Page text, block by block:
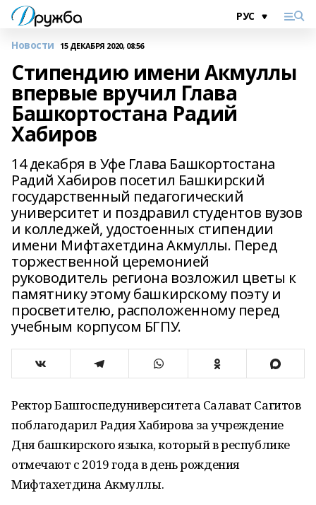
Новости 15 ДЕКАБРЯ 2020, 08:56
Стипендию имени Акмуллы
впервые вручил Глава
Башкортостана Радий
Хабиров
14 декабря в Уфе Глава Башкортостана
Радий Хабиров посетил Башкирский
государственный педагогический
университет и поздравил студентов вузов
и колледжей, удостоенных стипендии
имени Мифтахетдина Акмуллы. Перед
торжественной церемонией
руководитель региона возложил цветы к
памятнику этому башкирскому поэту и
просветителю, расположенному перед
учебным корпусом БГПУ.
Ректор Башгоспедуниверситета Салават Сагитов
поблагодарил Радия Хабирова за учреждение
Дня башкирского языка, который в республике
отмечают с 2019 года в день рождения
Мифтахетдина Акмуллы.